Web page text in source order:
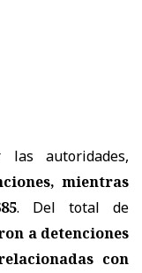
autoridades,
mientras
. Del total de
a detenciones
con